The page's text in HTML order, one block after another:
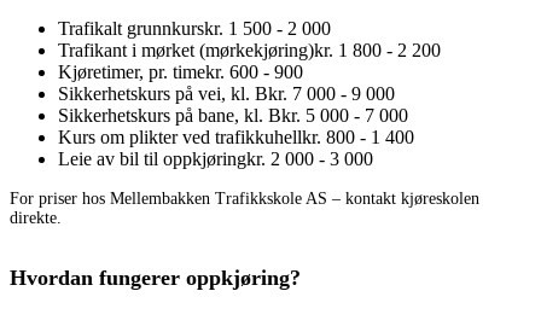
Trafikalt grunnkurskr. 1 500 - 2 000
Trafikant i mørket (mørkekjøring)kr. 1 800 - 2 200
Kjøretimer, pr. timekr. 600 - 900
Sikkerhetskurs på vei, kl. Bkr. 7 000 - 9 000
Sikkerhetskurs på bane, kl. Bkr. 5 000 - 7 000
Kurs om plikter ved trafikkuhellkr. 800 - 1 400
Leie av bil til oppkjøringkr. 2 000 - 3 000
For priser hos Mellembakken Trafikkskole AS – kontakt kjøreskolen
direkte.
Hvordan fungerer oppkjøring?